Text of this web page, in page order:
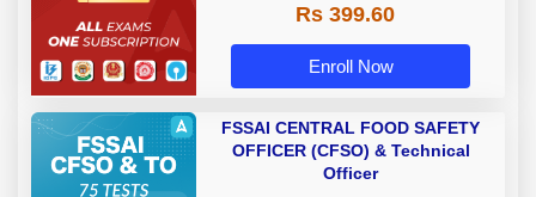
Rs 399.60
Enroll Now
FSSAI CENTRAL FOOD SAFETY
OFFICER (CFSO) & Technical
Officer